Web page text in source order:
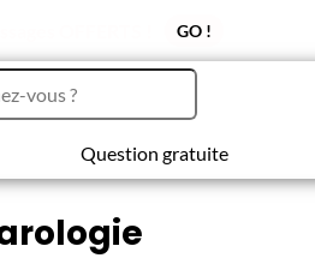
GO !
Question gratuite